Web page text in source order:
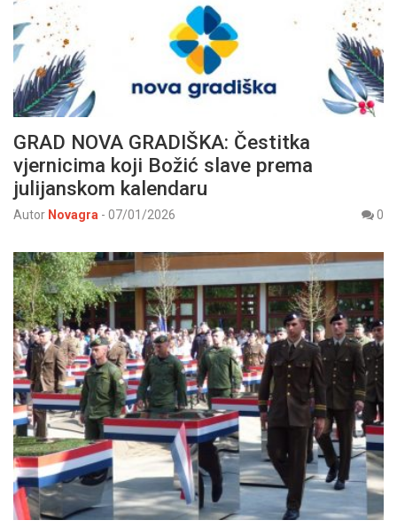
GRAD NOVA GRADIŠKA: Čestitka
vjernicima koji Božić slave prema
julijanskom kalendaru
Autor Novagra - 07/01/2026 0